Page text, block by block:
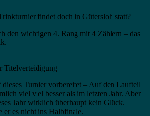
findet doch in Gütersloh statt?
den wichtigen 4. Rang mit 4 Zählern – das
Titelverteidigung
dieses Turnier vorbereitet – Auf den Laufteil
viel viel besser als im letzten Jahr. Aber
Jahr wirklich überhaupt kein Glück.
er es nicht ins Halbfinale.